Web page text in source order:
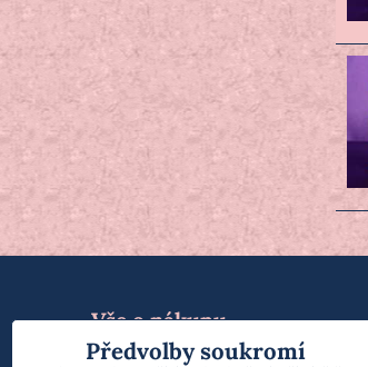
Vše o nákupu
Předvolby soukromí